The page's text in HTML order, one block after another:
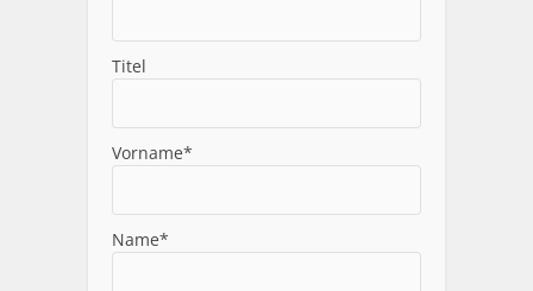
Titel
Vorname*
Name*